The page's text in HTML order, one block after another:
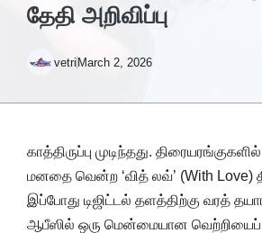
தேதி அறிவிப்பு
vetri March 2, 2026
காத்திருப்பு முடிந்தது.
மனதை வென்ற ‘வித் லவ்’ (With Love)
இப்போது டிஜிட்டல் தளத்திற்கு வரத்
ஆபீஸில் ஒரு மென்மையான வெற்றியைப்